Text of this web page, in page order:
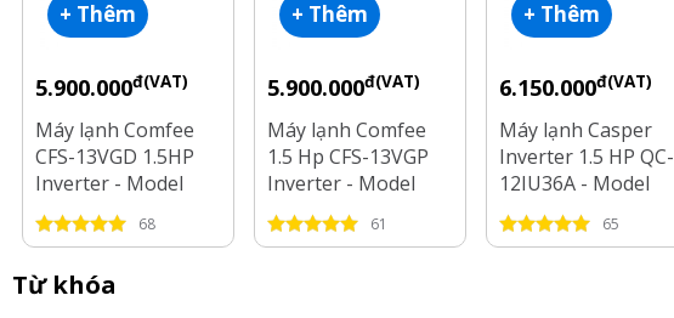
+ Thêm
5.900.000đ(VAT)
Máy lạnh Comfee
CFS-13VGD 1.5HP
Inverter - Model
2025
68
+ Thêm
5.900.000đ(VAT)
Máy lạnh Comfee
1.5 Hp CFS-13VGP
Inverter - Model
2025
61
+ Thêm
6.150.000đ(VAT)
Máy lạnh Casper
Inverter 1.5 HP QC-
12IU36A - Model
2025
65
Từ khóa